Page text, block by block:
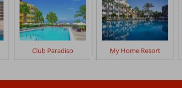
Club Paradiso My Home Resort